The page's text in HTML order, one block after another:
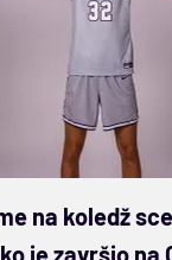
na koledž
je završio na